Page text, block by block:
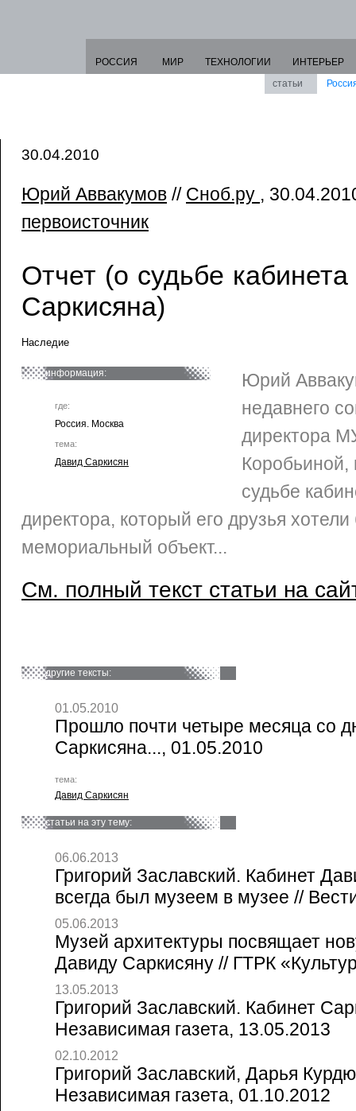
РОССИЯ МИР ТЕХНОЛОГИИ
ИНТЕРЬЕР
статьи
30.04.2010
Юрий Аввакумов // Сноб.ру ,
первоисточник
Отчет (о судьбе
Саркисяна)
Наследие
информация:
где:
Россия. Москва
тема:
Давид Саркисян
Юрий
недавнего
директора
Коробьиной,
судьбе
директора, который его друзья
мемориальный объект...
См. полный текст статьи на
другие тексты:
01.05.2010
Прошло почти четыре месяца со
Саркисяна..., 01.05.2010
тема:
Давид Саркисян
статьи на эту тему:
06.06.2013
Григорий Заславский. Кабинет
всегда был музеем в музее //
05.06.2013
Музей архитектуры посвящает
Давиду Саркисяну // ГТРК
13.05.2013
Григорий Заславский. Кабинет
Независимая газета, 13.05.2013
02.10.2012
Григорий Заславский, Дарья
Независимая газета, 01.10.2012